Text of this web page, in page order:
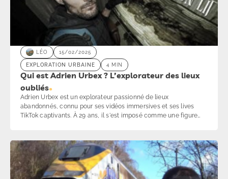
LÉO 15/02/2025
EXPLORATION URBAINE 4 MIN
Qui est Adrien Urbex ? L’explorateur des lieux
oubliés
Adrien Urbex est un explorateur passionné de lieux
abandonnés, connu pour ses vidéos immersives et ses lives
TikTok captivants. À 29 ans, il s'est imposé comme une figure
YouTube et TikTok. Toujours en quête de nouveaux défis, il
explore des endroits oubliés tout en respectant leur histoire et
leur intégrité. Plongez dans son univers fascinant où chaque lieu
raconte une histoire unique.